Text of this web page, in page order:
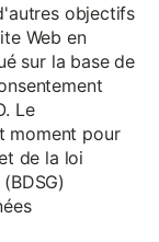
objectifs
Web en
sur la base de
Le
moment pour
de la loi